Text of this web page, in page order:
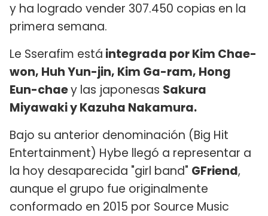
y ha logrado vender 307.450 copias en la
primera semana.
Le Sserafim está integrada por Kim Chae-
won, Huh Yun-jin, Kim Ga-ram, Hong
Eun-chaey las japonesas Sakura
Miyawaki y Kazuha Nakamura.
Bajo su anterior denominación (Big Hit
Entertainment) Hybe llegó a representar a
la hoy desaparecida "girl band" GFriend,
aunque el grupo fue originalmente
conformado en 2015 por Source Music